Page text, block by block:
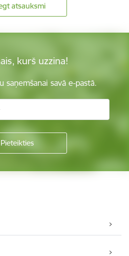
atsauksmi
kurš uzzina!
saņemšanai savā e-pastā.